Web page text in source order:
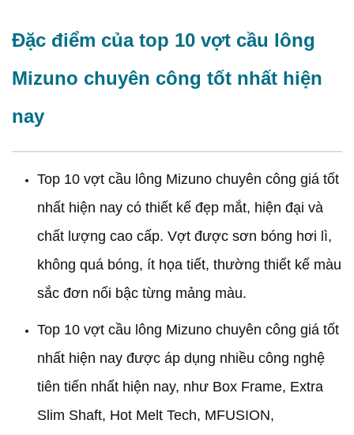
Đặc điểm của top 10 vợt cầu lông
Mizuno chuyên công tốt nhất hiện
nay
Top 10 vợt cầu lông Mizuno chuyên công giá tốt
nhất hiện nay có thiết kế đẹp mắt, hiện đại và
chất lượng cao cấp. Vợt được sơn bóng hơi lì,
không quá bóng, ít họa tiết, thường thiết kế màu
sắc đơn nổi bậc từng mảng màu.
Top 10 vợt cầu lông Mizuno chuyên công giá tốt
nhất hiện nay được áp dụng nhiều công nghệ
tiên tiến nhất hiện nay, như Box Frame, Extra
Slim Shaft, Hot Melt Tech, MFUSION,